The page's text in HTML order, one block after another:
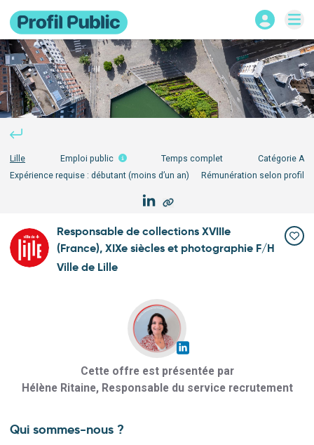
Lille Emploi public Temps complet CatégorieA
Expérience requise : débutant (moins d’un an) Rémunération selon profil
Responsable de collections XVIIIe
(France), XIXe siècles et photographie F/H
Ville de Lille
Cette offre est présentée par
Hélène Ritaine, Responsable du service recrutement
Qui sommes-nous ?